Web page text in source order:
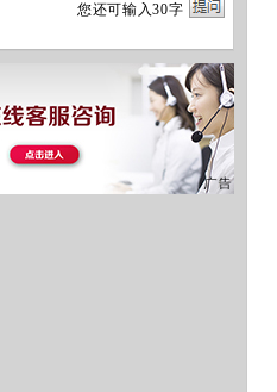
您还可输入30字